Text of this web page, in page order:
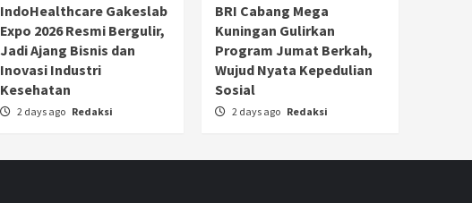
IndoHealthcare Gakeslab
Expo 2026 Resmi Bergulir,
Jadi Ajang Bisnis dan
Inovasi Industri
Kesehatan
2 days ago Redaksi
BRI Cabang Mega
Kuningan Gulirkan
Program Jumat Berkah,
Wujud Nyata Kepedulian
Sosial
2 days ago Redaksi